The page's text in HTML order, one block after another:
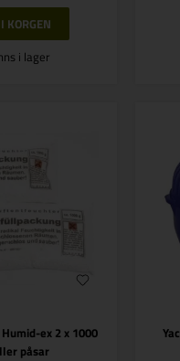
i lager
ex 2 x 1000
påsar